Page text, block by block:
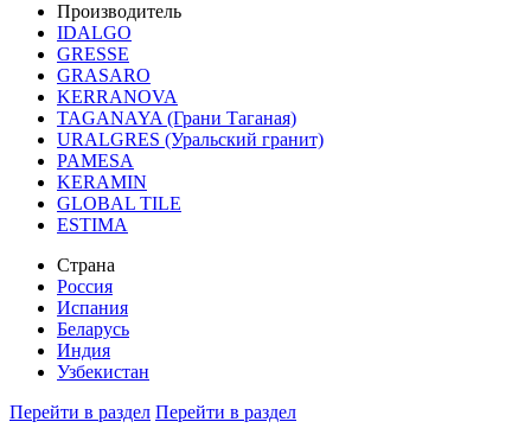
Производитель
IDALGO
GRESSE
GRASARO
KERRANOVA
TAGANAYA (Грани Таганая)
URALGRES (Уральский гранит)
PAMESA
KERAMIN
GLOBAL TILE
ESTIMA
Страна
Россия
Испания
Беларусь
Индия
Узбекистан
Перейти в раздел Перейти в раздел